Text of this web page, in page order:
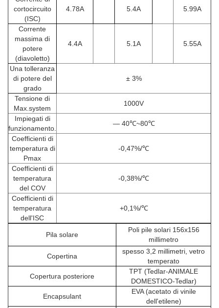
cortocircuito
(ISC)
4.78A 5.4A 5.99A
Corrente
massima di
potere
(diavoletto)
4.4A 5.1A 5.55A
Una tolleranza
di potere del
grado
± 3%
Tensione di
Max.system
1000V
Impiegati di
funzionamento.
— 40℃~80℃
Coefficienti di
temperatura di
Pmax
-0,47%/℃
Coefficienti di
temperatura
del COV
-0,38%/℃
Coefficienti di
temperatura
dell'ISC
+0,1%/℃
Pila solare
Poli pile solari 156x156
millimetro
Copertina
spesso 3,2 millimetri, vetro
temperato
Copertura posteriore
TPT (Tedlar-ANIMALE
DOMESTICO-Tedlar)
Encapsulant
EVA (acetato di vinile
dell'etilene)